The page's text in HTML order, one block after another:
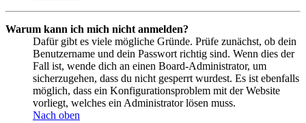
Warum kann ich mich nicht anmelden?
Dafür gibt es viele mögliche Gründe. Prüfe zunächst, ob dein
Benutzername und dein Passwort richtig sind. Wenn dies der
Fall ist, wende dich an einen Board-Administrator, um
sicherzugehen, dass du nicht gesperrt wurdest. Es ist ebenfalls
möglich, dass ein Konfigurationsproblem mit der Website
vorliegt, welches ein Administrator lösen muss.
Nach oben